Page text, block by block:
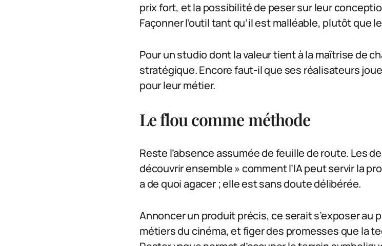
prix fort, et la possibilité de peser sur leur
Façonner l’outil tant qu’il est malléable, plutôt que
Pour un studio dont la valeur tient à la maîtrise de
stratégique. Encore faut-il que ses réalisateurs
pour leur métier.
Le flou comme méthode
Reste l’absence assumée de feuille de route. Les
découvrir ensemble » comment l’IA peut servir la
a de quoi agacer ; elle est sans doute délibérée.
Annoncer un produit précis, ce serait s’exposer au
métiers du cinéma, et figer des promesses que la